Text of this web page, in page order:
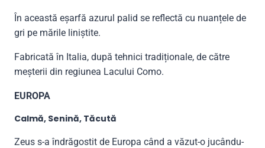
În această eșarfă azurul palid se reflectă cu nuanțele de
gri pe mările liniștite.
Fabricată în Italia, după tehnici tradiționale, de către
meșterii din regiunea Lacului Como.
EUROPA
Calmă, Senină, Tăcută
Zeus s-a îndrăgostit de Europa când a văzut-o jucându-